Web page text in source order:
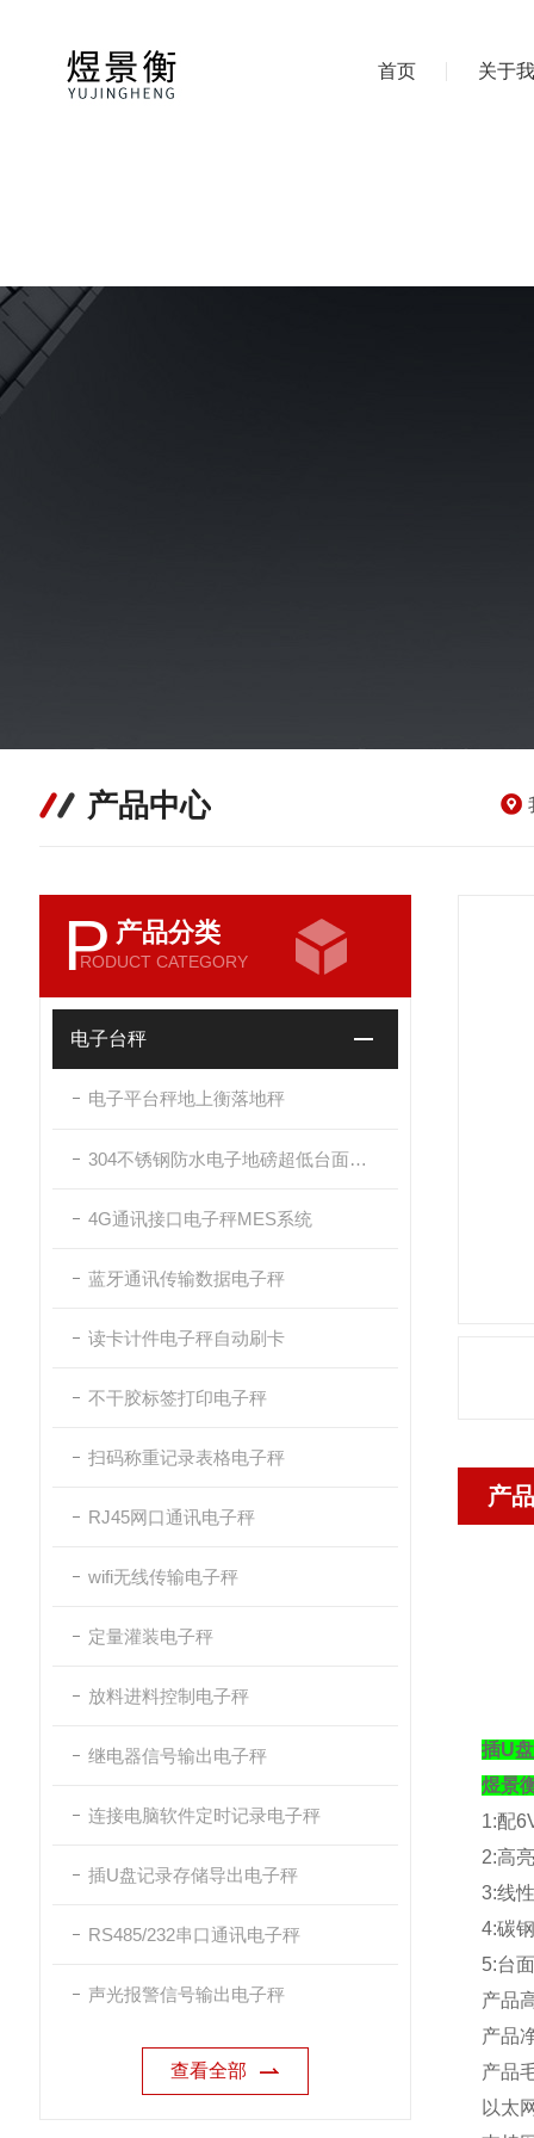
首页 关于
产品中心
P 产品分类
RODUCT CATEGORY
电子台秤
电子平台秤地上衡落地秤
304不锈钢防水电子地磅超低台面带斜坡
4G通讯接口电子秤MES系统
蓝牙通讯传输数据电子秤
读卡计件电子秤自动刷卡
不干胶标签打印电子秤
扫码称重记录表格电子秤
RJ45网口通讯电子秤
wifi无线传输电子秤
定量灌装电子秤
放料进料控制电子秤
继电器信号输出电子秤
连接电脑软件定时记录电子秤
插U盘记录存储导出电子秤
RS485/232串口通讯电子秤
声光报警信号输出电子秤
查看全部
产
插U
煜景
1:配
2:高
3:线
4:碳
5:台
产品
产品
产品
以太